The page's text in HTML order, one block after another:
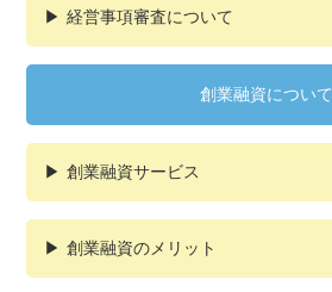
経営事項審査について
創業融資について
創業融資サービス
創業融資のメリット